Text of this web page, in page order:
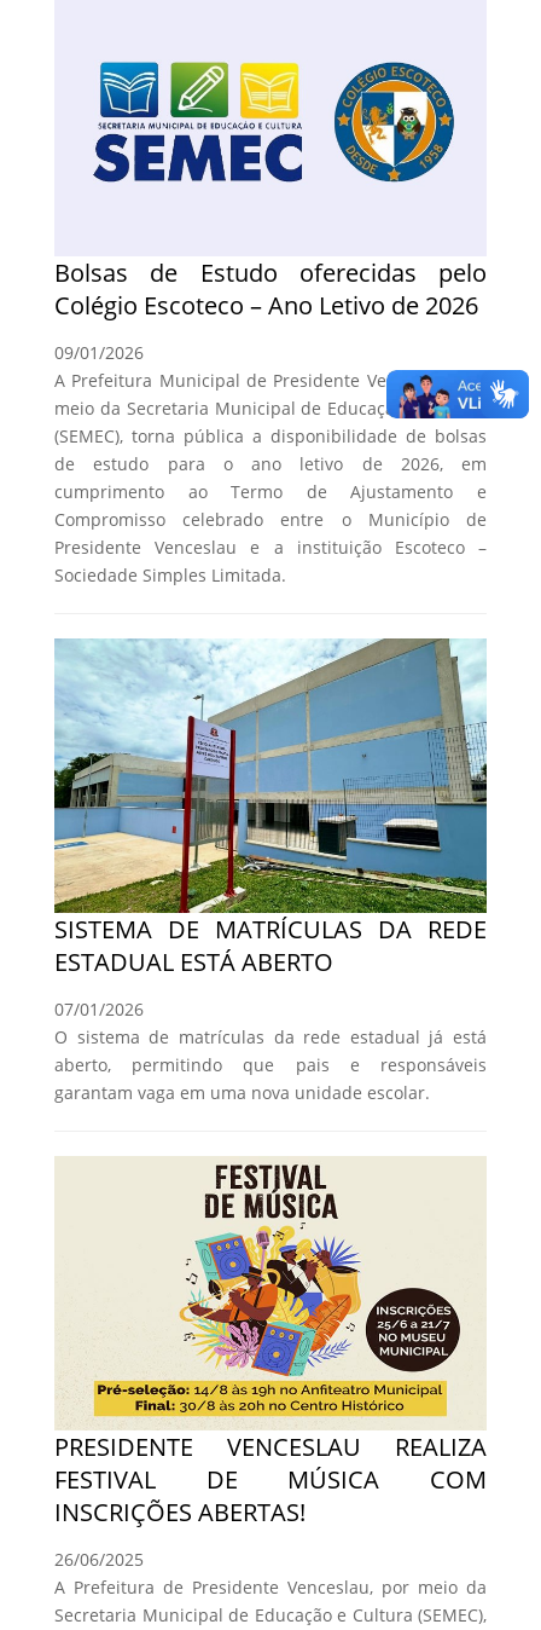
Bolsas de Estudo oferecidas pelo
Colégio Escoteco – Ano Letivo de 2026
09/01/2026
A Prefeitura Municipal de Presidente Venceslau, por
meio da Secretaria Municipal de Educação e Cultura
(SEMEC), torna pública a disponibilidade de bolsas
de estudo para o ano letivo de 2026, em
cumprimento ao Termo de Ajustamento e
Compromisso celebrado entre o Município de
Presidente Venceslau e a instituição Escoteco –
Sociedade Simples Limitada.
SISTEMA DE MATRÍCULAS DA REDE
ESTADUAL ESTÁ ABERTO
07/01/2026
O sistema de matrículas da rede estadual já está
aberto, permitindo que pais e responsáveis
garantam vaga em uma nova unidade escolar.
PRESIDENTE VENCESLAU REALIZA
FESTIVAL DE MÚSICA COM
INSCRIÇÕES ABERTAS!
26/06/2025
A Prefeitura de Presidente Venceslau, por meio da
Secretaria Municipal de Educação e Cultura (SEMEC),